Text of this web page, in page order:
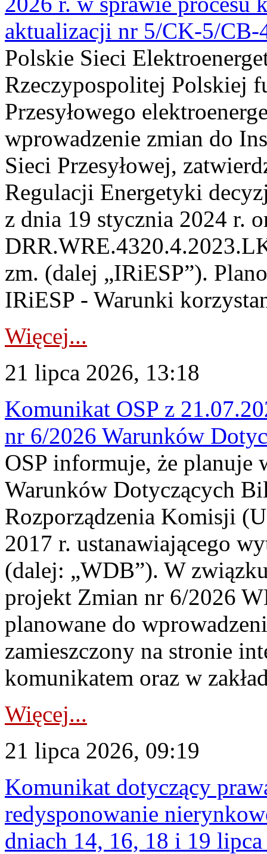
aktualizacji nr 5/CK-5/CB-
Polskie Sieci
Rzeczypospolitej Polskiej
Przesyłowego
wprowadzenie zmian do
Sieci Przesyłowej,
Regulacji Energetyki
z dnia 19 stycznia 2024 r.
zm. (dalej „IRiESP”).
IRiESP - Warunki
Więcej...
21 lipca 2026, 13:18
Komunikat OSP z
nr 6/2026 Warunków
OSP informuje, że planuje
Warunków Dotyczących
Rozporządzenia Komisji
2017 r. ustanawiającego
(dalej: „WDB”). W
projekt Zmian nr 6/2026
planowane do
zamieszczony na stronie
komunikatem oraz w
Więcej...
21 lipca 2026, 09:19
Komunikat dotyczący
redysponowanie
dniach 14, 16, 18 i 19